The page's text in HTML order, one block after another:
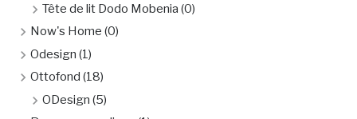
Tête de lit Dodo Mobenia (0)
Now's Home (0)
Odesign (1)
Ottofond (18)
ODesign (5)